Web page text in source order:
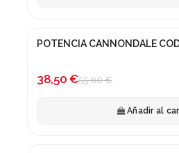
-30%
POTENCIA CANNONDALE
38,50 €55,00 €
Añadir al